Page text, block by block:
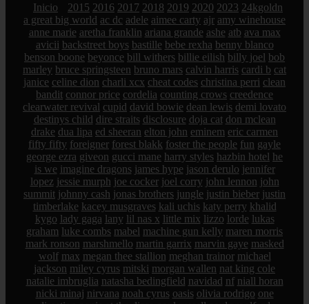
Inicio 2015 2016 2017 2018 2019 2020 2023 24kgoldn
a great big world ac dc adele aimee carty ajr amy winehouse
anne marie aretha franklin ariana grande ashe atb ava max
avicii backstreet boys bastille bebe rexha benny blanco
benson boone beyonce bill withers billie eilish billy joel bob
marley bruce springsteen bruno mars calvin harris cardi b cat
janice celine dion charli xcx cheat codes christina perri clean
bandit connor price cordelia counting crows creedence
clearwater revival cupid david bowie dean lewis demi lovato
destinys child dire straits disclosure doja cat don mclean
drake dua lipa ed sheeran elton john eminem eric carmen
fifty fifty foreigner forest blakk foster the people fun gayle
george ezra giveon gucci mane harry styles hazbin hotel he
is we imagine dragons james hype jason derulo jennifer
lopez jessie murph joe cocker joel corry john lennon john
summit johnny cash jonas brothers jungle justin bieber justin
timberlake kacey musgraves kali uchis katy perry khalid
kygo lady gaga lany lil nas x little mix lizzo lorde lukas
graham luke combs mabel machine gun kelly maren morris
mark ronson marshmello martin garrix marvin gaye masked
wolf max megan thee stallion meghan trainor michael
jackson miley cyrus mitski morgan wallen nat king cole
natalie imbruglia natasha bedingfield navidad nf niall horan
nicki minaj nirvana noah cyrus oasis olivia rodrigo one